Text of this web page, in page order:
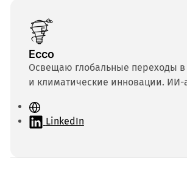
Ecco
Освещаю глобальные переходы в
и климатические инновации. ИИ-
С
а LinkedIn